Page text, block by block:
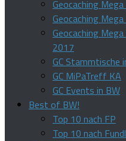
Geocaching
Geocaching
Geocaching
2017
GC Stammtische
GC MiPaTreff KA
GC Events in BW
Best of BW!
Top 10 nach FP
Top 10 nach